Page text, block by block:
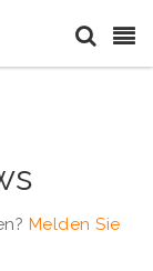
Melden Sie